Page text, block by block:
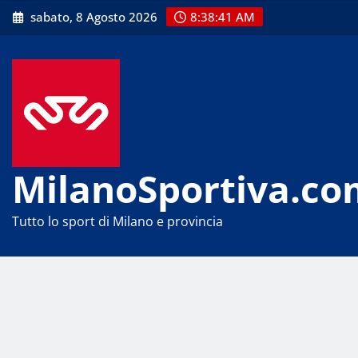
Skip
to
sabato, 8 Agosto 2026 8:38:42 AM
Tutto lo sport di Milano e provincia